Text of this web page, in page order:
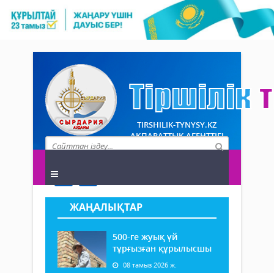
TIRSHILIK-TYNYSY.KZ
АҚПАРАТТЫҚ АГЕНТТІГІ
ЖАҢАЛЫҚТАР
500-ге жуық үй
тұрғызған құрылысшы
08 тамыз 2026 ж.